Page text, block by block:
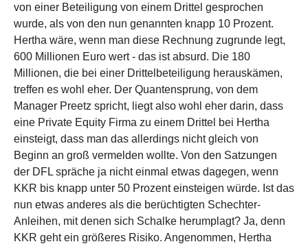
von einer Beteiligung von einem Drittel gesprochen
wurde, als von den nun genannten knapp 10 Prozent.
Hertha wäre, wenn man diese Rechnung zugrunde legt,
600 Millionen Euro wert - das ist absurd. Die 180
Millionen, die bei einer Drittelbeteiligung herauskämen,
treffen es wohl eher. Der Quantensprung, von dem
Manager Preetz spricht, liegt also wohl eher darin, dass
eine Private Equity Firma zu einem Drittel bei Hertha
einsteigt, dass man das allerdings nicht gleich von
Beginn an groß vermelden wollte. Von den Satzungen
der DFL spräche ja nicht einmal etwas dagegen, wenn
KKR bis knapp unter 50 Prozent einsteigen würde. Ist das
nun etwas anderes als die berüchtigten Schechter-
Anleihen, mit denen sich Schalke herumplagt? Ja, denn
KKR geht ein größeres Risiko. Angenommen, Hertha